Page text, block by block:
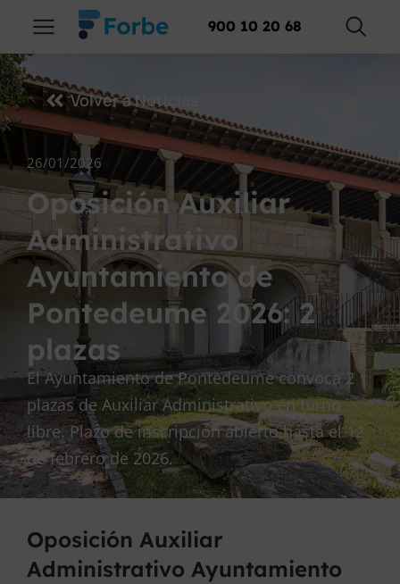
900 10 20 68
Volver a Noticias
26/01/2026
Oposición Auxiliar
Administrativo
Ayuntamiento de
Pontedeume 2026: 2
plazas
El Ayuntamiento de Pontedeume convoca 2
plazas de Auxiliar Administrativo en turno
libre. Plazo de inscripción abierto hasta el 12
de febrero de 2026.
Oposición Auxiliar
Administrativo Ayuntamiento